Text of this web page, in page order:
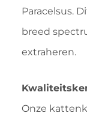
Paracelsus.
breed
extraheren.
Onze